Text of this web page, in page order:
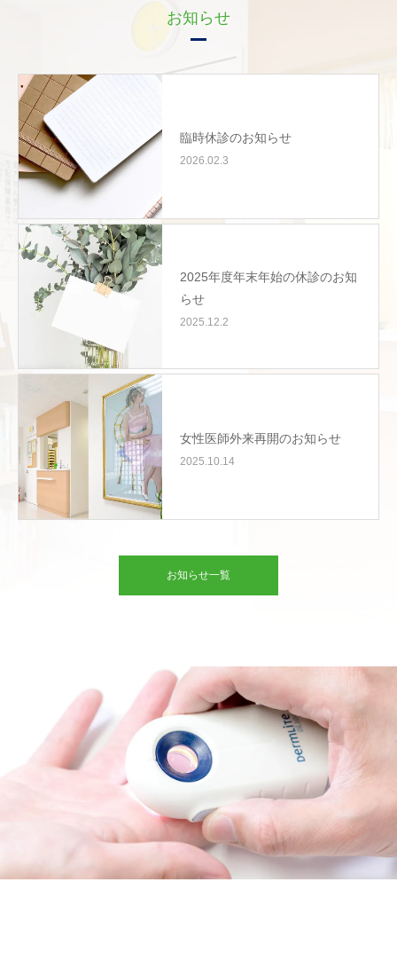
お知らせ
臨時休診のお知らせ
2026.02.3
2025年度年末年始の休診のお知
らせ
2025.12.2
女性医師外来再開のお知らせ
2025.10.14
お知らせ一覧